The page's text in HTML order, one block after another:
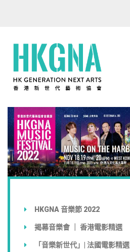
HKGNA 音樂節 2022
揭幕音樂會 ｜ 香港電影精選
「音樂新世代」| 法國電影精選